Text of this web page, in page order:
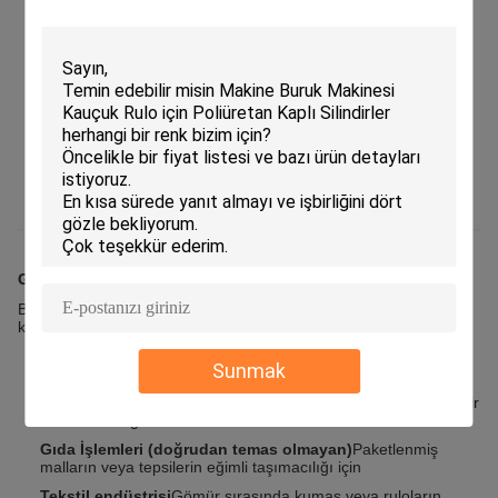
Sunmak
Ürün kaymasını azaltır, verimliliği artırır ve malzeme kaybını
veya hizalamayı azaltır.
Genişliği, Kalınlığı ve Renklerini Ayarlayabilirsiniz
Çok çeşitli konveyör sistemleri ve görsel tanımlama ihtiyaçları
için uyarlanabilir.
Temizlenmesi ve Bakımı Kolay
Nem, yağ ve genel endüstriyel ortamlara dayanıklı.
Genel Uygulamalar
Bu
Süper Yakalama Kemeri
kullanılır:
Ambalaj ve lojistik
Kutuların, paketlerin veya çuvalların
istikrarlı bir şekilde taşınması için
Parçaların veya bileşenlerin güvenilir
Gıda İşlemleri (doğrudan temas olmayan)Paketlenmiş
malların veya tepsilerin eğimli taşımacılığı için